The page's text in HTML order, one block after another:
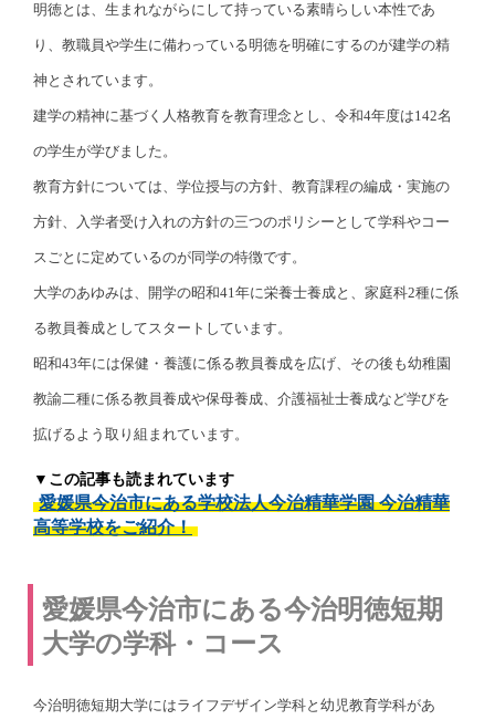
明徳とは、生まれながらにして持っている素晴らしい本性であ
り、教職員や学生に備わっている明徳を明確にするのが建学の精
神とされています。
建学の精神に基づく人格教育を教育理念とし、令和4年度は142名
の学生が学びました。
教育方針については、学位授与の方針、教育課程の編成・実施の
方針、入学者受け入れの方針の三つのポリシーとして学科やコー
スごとに定めているのが同学の特徴です。
大学のあゆみは、開学の昭和41年に栄養士養成と、家庭科2種に係
る教員養成としてスタートしています。
昭和43年には保健・養護に係る教員養成を広げ、その後も幼稚園
教諭二種に係る教員養成や保母養成、介護福祉士養成など学びを
拡げるよう取り組まれています。
▼この記事も読まれています
愛媛県今治市にある学校法人今治精華学園 今治精華
高等学校をご紹介！
愛媛県今治市にある今治明徳短期
大学の学科・コース
今治明徳短期大学にはライフデザイン学科と幼児教育学科があ